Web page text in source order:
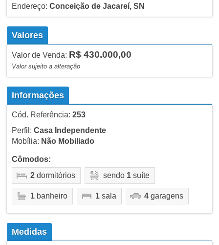
Endereço: Conceição de Jacareí, SN
Valores
Valor de Venda: R$ 430.000,00
Valor sujeito a alteração
Informações
Cód. Referência: 253
Perfil: Casa Independente
Mobília: Não Mobiliado
Cômodos:
2dormitórios sendo 1suíte
1banheiro 1sala 4garagens
Medidas